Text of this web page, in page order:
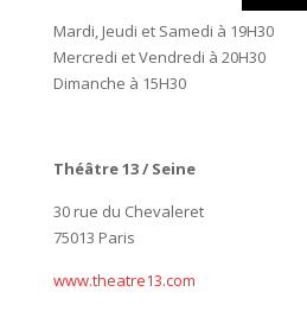
Mardi, Jeudi et Samedi à 19H30
Mercredi et Vendredi à 20H30
Dimanche à 15H30
Théâtre 13 / Seine
30 rue du Chevaleret
75013 Paris
www.theatre13.com